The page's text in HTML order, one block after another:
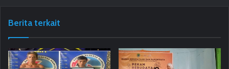
Berita terkait